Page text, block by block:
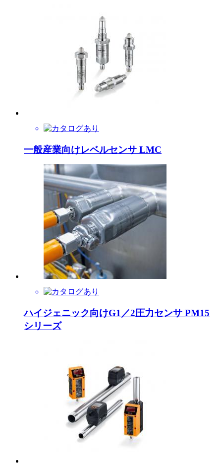
一般産業向けレベルセンサ LMC
ハイジェニック向けG1／2圧力センサ PM15
シリーズ